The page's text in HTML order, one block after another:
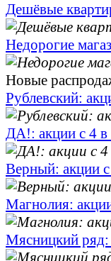
Дешёвые
Недорогие
Новые
Рублевский:
ДА!: акции с 4
Верный: акции
Магнолия:
Мясницкий ряд: